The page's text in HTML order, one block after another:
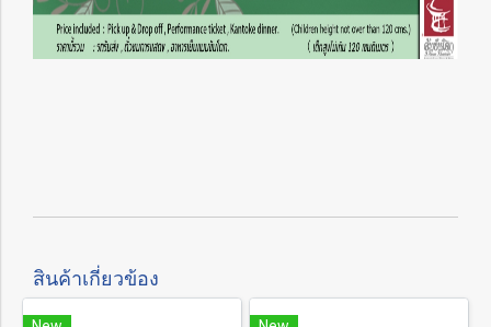
สินค้าเกี่ยวข้อง